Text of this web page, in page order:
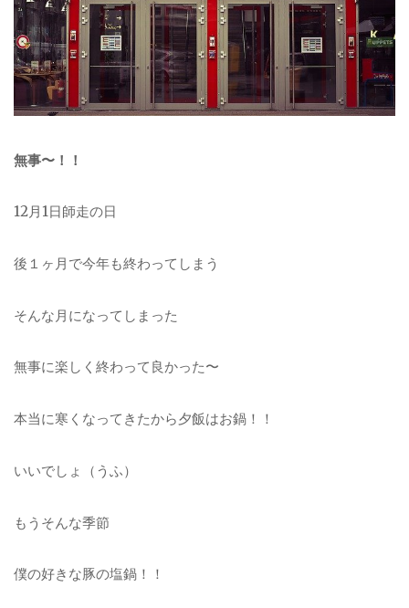
無事〜！！
12月1日師走の日
後１ヶ月で今年も終わってしまう
そんな月になってしまった
無事に楽しく終わって良かった〜
本当に寒くなってきたから夕飯はお鍋！！
いいでしょ（うふ）
もうそんな季節
僕の好きな豚の塩鍋！！